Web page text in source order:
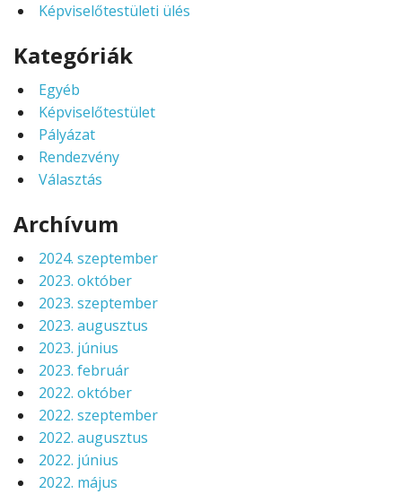
Képviselőtestületi ülés
Kategóriák
Egyéb
Képviselőtestület
Pályázat
Rendezvény
Választás
Archívum
2024. szeptember
2023. október
2023. szeptember
2023. augusztus
2023. június
2023. február
2022. október
2022. szeptember
2022. augusztus
2022. június
2022. május